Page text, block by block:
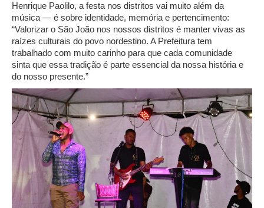
Henrique Paolilo, a festa nos distritos vai muito além da
música — é sobre identidade, memória e pertencimento:
“Valorizar o São João nos nossos distritos é manter vivas as
raízes culturais do povo nordestino. A Prefeitura tem
trabalhado com muito carinho para que cada comunidade
sinta que essa tradição é parte essencial da nossa história e
do nosso presente.”